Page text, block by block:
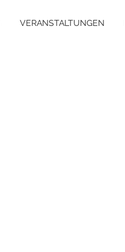
VERANSTALTUNGEN